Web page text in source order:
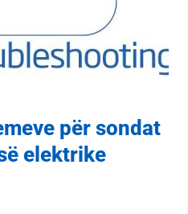
për sondat
elektrike